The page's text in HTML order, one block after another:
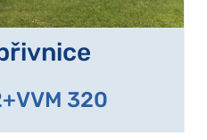
320